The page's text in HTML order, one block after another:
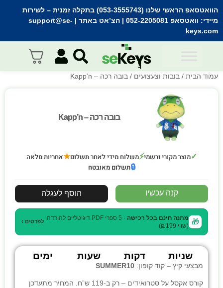
הוואטסאפ הראשי שלנו (053-3555743) בתקלה זמנית
– לשירות
מיידי: וואטסאפ 052-2205081 | הצ’אט באתר | support@se-
keys.com
עמוד הבית / בובות וצעצועים / בובה רכה – Kapp’n
בובה רכה – Kapp’n
בובה רכה – Kapp’n
✓מוצר מקורי ורשמי⚡משלוח מידי לאחר תשלום★אחריות מלאה
🔒תשלום מאובטח
קנה עכשיו הוסף לעגלה
🎁 מתנה חינם בכל רכישה
· 5 ספרי PDF דיגיטליים להורדה
(שווי ₪199)
לפרטים ›
ימים שעות דקות שניות
מבצעי קיץ – קוד קופון: SUMMER10
קורס אקסל על סטרואידים
– רק ב-119 ש”ח. המחיר מתעדכן